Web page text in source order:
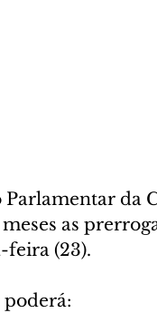
Parlamentar da
as
feira (23).
poderá: